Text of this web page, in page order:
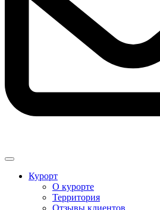
Курорт
О курорте
Территория